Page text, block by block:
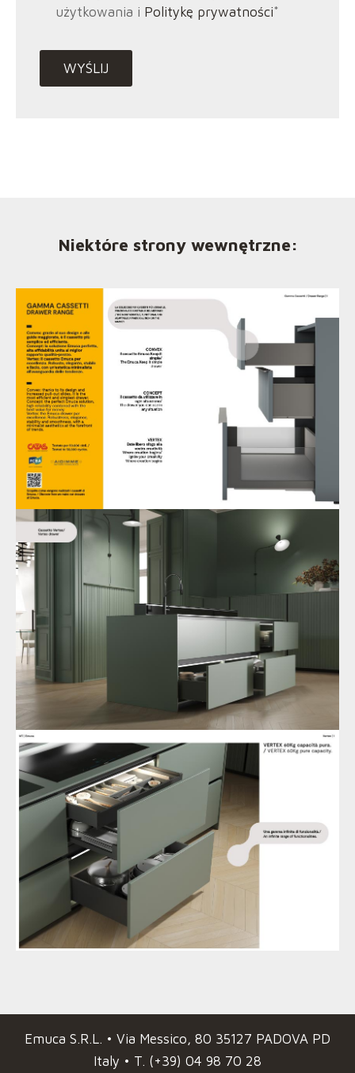
użytkowania i Politykę prywatności*
Niektóre strony wewnętrzne:
Emuca S.R.L. • Via Messico, 80 35127 PADOVA PD
Italy • T. (+39) 04 98 70 28